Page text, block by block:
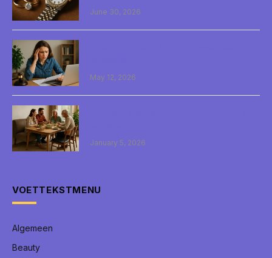
June 30, 2026
May 12, 2026
January 5, 2026
VOETTEKSTMENU
Algemeen
Beauty